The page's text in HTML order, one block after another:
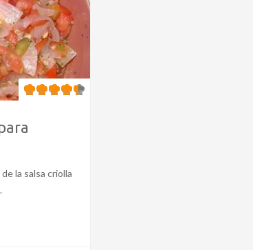
la salsa criolla